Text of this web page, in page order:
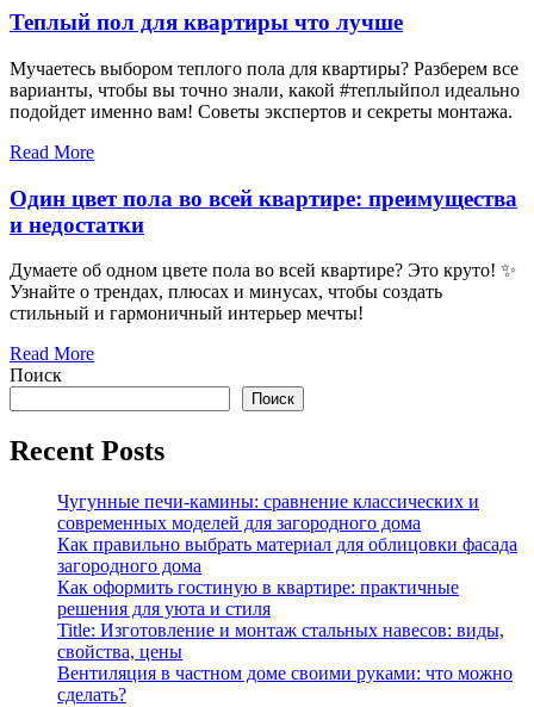
Теплый пол для квартиры что лучше
Мучаетесь выбором теплого пола для квартиры? Разберем все
варианты, чтобы вы точно знали, какой #теплыйпол идеально
подойдет именно вам! Советы экспертов и секреты монтажа.
Read More
Один цвет пола во всей квартире: преимущества
и недостатки
Думаете об одном цвете пола во всей квартире? Это круто! ✨
Узнайте о трендах, плюсах и минусах, чтобы создать
стильный и гармоничный интерьер мечты!
Read More
Поиск
Поиск
Recent Posts
Чугунные печи-камины: сравнение классических и
современных моделей для загородного дома
Как правильно выбрать материал для облицовки фасада
загородного дома
Как оформить гостиную в квартире: практичные
решения для уюта и стиля
Title: Изготовление и монтаж стальных навесов: виды,
свойства, цены
Вентиляция в частном доме своими руками: что можно
сделать?